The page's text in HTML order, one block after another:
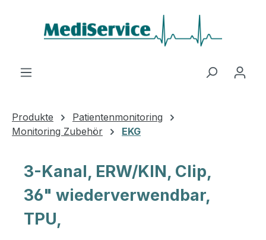
Produkte
Patientenmonitoring
Monitoring Zubehör
EKG
3-Kanal, ERW/KIN, Clip,
36" wiederverwendbar,
TPU,